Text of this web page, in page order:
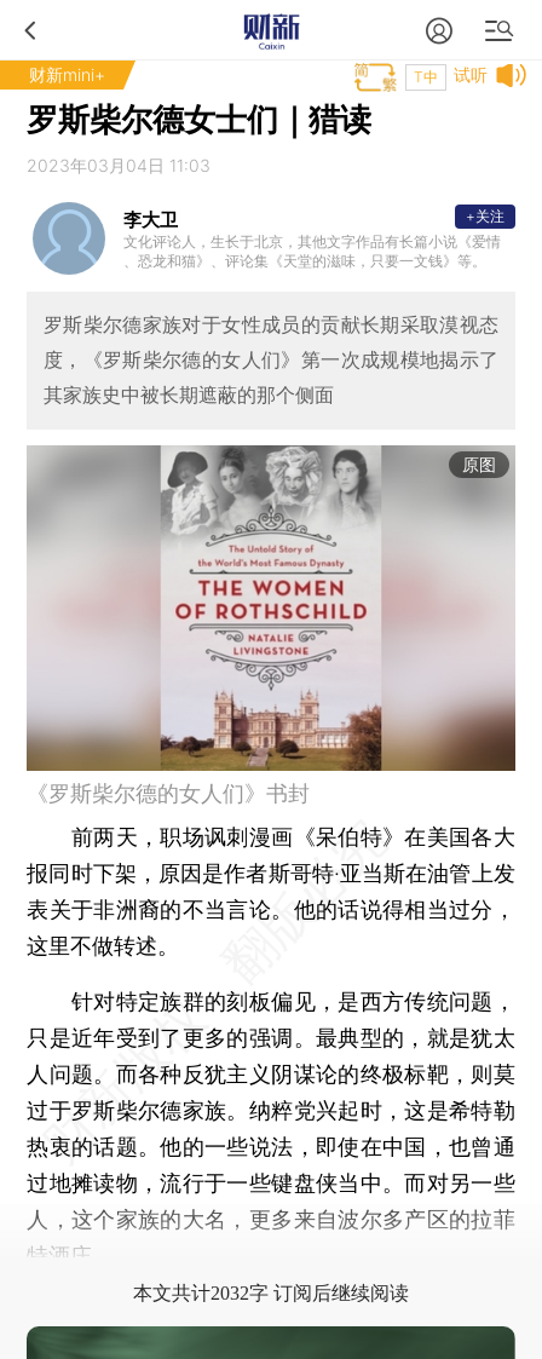
财新mini+ 试听
T中
罗斯柴尔德女士们｜猎读
2023年03月04日 11:03
李大卫
文化评论人，生长于北京，其他文字作品有长篇小说《爱情
、恐龙和猫》、评论集《天堂的滋味，只要一文钱》等。
+关注
罗斯柴尔德家族对于女性成员的贡献长期采取漠视态
度，《罗斯柴尔德的女人们》第一次成规模地揭示了
其家族史中被长期遮蔽的那个侧面
原图
《罗斯柴尔德的女人们》书封
前两天，职场讽刺漫画《呆伯特》在美国各大
报同时下架，原因是作者斯哥特·亚当斯在油管上发
表关于非洲裔的不当言论。他的话说得相当过分，
这里不做转述。
针对特定族群的刻板偏见，是西方传统问题，
只是近年受到了更多的强调。最典型的，就是犹太
人问题。而各种反犹主义阴谋论的终极标靶，则莫
过于罗斯柴尔德家族。纳粹党兴起时，这是希特勒
热衷的话题。他的一些说法，即使在中国，也曾通
过地摊读物，流行于一些键盘侠当中。而对另一些
人，这个家族的大名，更多来自波尔多产区的拉菲
特酒庄。
本文共计2032字 订阅后继续阅读